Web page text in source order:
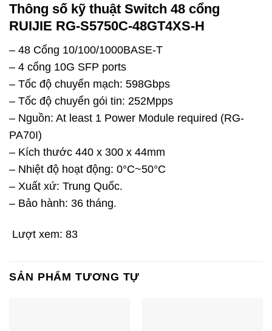
Thông số kỹ thuật Switch 48 cổng
RUIJIE RG-S5750C-48GT4XS-H
– 48 Cổng 10/100/1000BASE-T
– 4 cổng 10G SFP ports
– Tốc độ chuyển mạch: 598Gbps
– Tốc độ chuyển gói tin: 252Mpps
– Nguồn: At least 1 Power Module required (RG-
PA70I)
– Kích thước 440 x 300 x 44mm
– Nhiệt độ hoạt động: 0°C~50°C
– Xuất xứ: Trung Quốc.
– Bảo hành: 36 tháng.
Lượt xem: 83
SẢN PHẨM TƯƠNG TỰ